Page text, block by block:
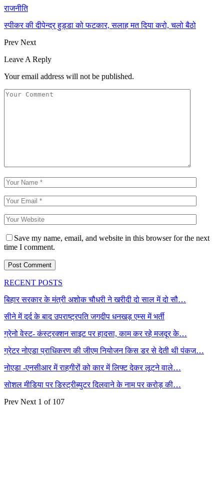
राजनीति
स्पीकर की दीपेन्द्र हुड्डा को फटकार, सलाह मत दिया करो, चलो बैठो
Prev Next
Leave A Reply
Your email address will not be published.
Save my name, email, and website in this browser for the next
time I comment.
RECENT POSTS
बिहार सरकार के मंत्री अशोक चौधरी ने खरीदी दो साल में दो सौ…
सीने में दर्द के बाद उपराष्ट्रपति जगदीप धनखड़ एम्स में भर्ती
ग्रेनो वेस्ट- कंस्ट्रक्शन साइट पर हादसा, काम कर रहे मजदूर के…
ग्रेटर नोएडा प्राधिकरण की जीएम नियोजन किस डर से देती थी पंकज…
नोएडा -एनसीआर में राहगीरों को कार में लिफ्ट देकर लूटने वाले…
सोशल मीडिया पर डिस्ट्रीब्युटर दिलवाने के नाम पर करोड़ की…
Prev Next 1 of 107